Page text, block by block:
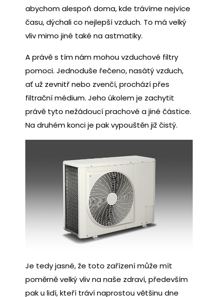
abychom alespoň doma, kde trávíme nejvíce
času, dýchali co nejlepší vzduch. To má velký
vliv mimo jiné také na astmatiky.
A právě s tím nám mohou vzduchové filtry
pomoci. Jednoduše řečeno, nasátý vzduch,
ať už zevnitř nebo zvenčí, prochází přes
filtrační médium. Jeho úkolem je zachytit
právě tyto nežádoucí prachové a jiné částice.
Na druhém konci je pak vypouštěn již čistý.
Je tedy jasné, že toto zařízení může mít
poměrně velký vliv na naše zdraví, především
pak u lidí, kteří tráví naprostou většinu dne